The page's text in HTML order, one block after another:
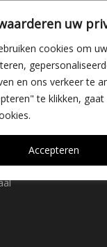
uw
cookies om
en ons verkeer te
te klikken,
Accepteren